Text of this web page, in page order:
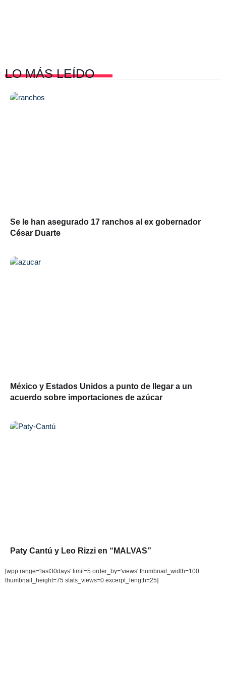
LO MÁSLEÍDO
Se le han asegurado 17 ranchos al ex gobernador
César Duarte
México y Estados Unidos a punto de llegar a un
acuerdo sobre importaciones de azúcar
Paty Cantú y Leo Rizzi en “MALVAS”
[wpp range='last30days' limit=5 order_by='views' thumbnail_width=100
thumbnail_height=75 stats_views=0 excerpt_length=25]